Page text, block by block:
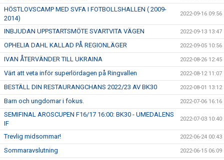
HÖSTLOVSCAMP MED SVFA I FOTBOLLSHALLEN ( 2009-
2014)
2022-09-16 09:56
INBJUDAN UPPSTARTSMÖTE SVARTVITA VÄGEN 2022-09-13 13:47
OPHELIA DAHL KALLAD PÅ REGIONLÄGER 2022-09-05 10:56
IVAN ÅTERVÄNDER TILL UKRAINA 2022-08-26 12:45
Värt att veta inför superlördagen på Ringvallen 2022-08-12 11:07
BESTÄLL DIN RESTAURANGCHANS 2022/23 AV BK30 2022-08-01 13:12
Barn och ungdomar i fokus. 2022-07-06 16:16
SEMIFINAL AROSCUPEN F16/17 16:00: BK30 - UMEDALENS
IF
2022-07-03 10:40
Trevlig midsommar! 2022-06-24 00:43
Sommaravslutning 2022-06-15 06:09